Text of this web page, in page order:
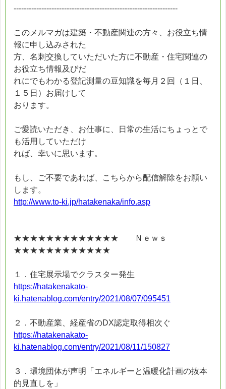
-----------------------------------------------------------------
このメルマガは建築・不動産関連の方々、お役立ち情
報に申し込みされた
方、名刺交換していただいた方に不動産・住宅関連の
お役立ち情報及びだ
れにでもわかる登記測量の豆知識を毎月２回（１日、
１５日）お届けして
おります。
ご愛読いただき、お仕事に、日常の生活にちょっとで
も活用していただけ
れば、幸いに思います。
もし、ご不要であれば、こちらから配信解除をお願い
します。
http://www.to-ki.jp/hatakenaka/info.asp
★★★★★★★★★★★★★ Ｎｅｗｓ
★★★★★★★★★★★★
１．住宅展示場でクラスター発生
https://hatakenakato-
ki.hatenablog.com/entry/2021/08/07/095451
２．不動産業、経産省のDX認定取得相次ぐ
https://hatakenakato-
ki.hatenablog.com/entry/2021/08/11/150827
３．環境団体が声明「エネルギーと温暖化計画の抜本
的見直しを」